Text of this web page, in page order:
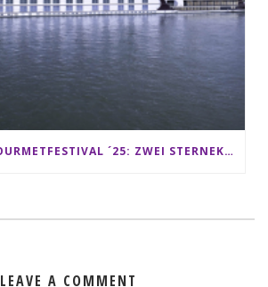
EXCELLENCE GOURMETFESTIVAL ´25: ZWEI STERNEKÖCHE ANTONIO GUIDA & DARIO MORESCO VERWÖHNEN IHRE GÄSTE AUF EINER LUXERIÖSEN SCHIFFSREISE
LEAVE A COMMENT